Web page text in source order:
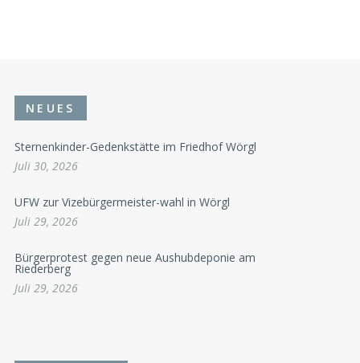
NEUES
Sternenkinder-Gedenkstätte im Friedhof Wörgl
Juli 30, 2026
UFW zur Vizebürgermeister-wahl in Wörgl
Juli 29, 2026
Bürgerprotest gegen neue Aushubdeponie am
Riederberg
Juli 29, 2026